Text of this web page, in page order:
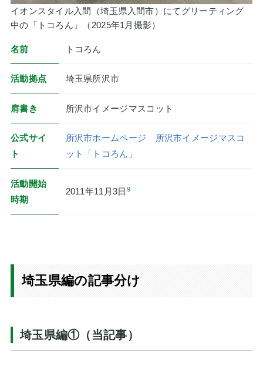
イオンスタイル入間（埼玉県入間市）にてグリーティング
中の「トコろん」（2025年1月撮影）
名前 トコろん
活動拠点 埼玉県所沢市
肩書き 所沢市イメージマスコット
公式サイ
ト
所沢市ホームページ 所沢市イメージマスコ
ット「トコろん」
活動開始
時期
2011年11月3日 9
埼玉県編の記事分け
埼玉県編①（当記事）